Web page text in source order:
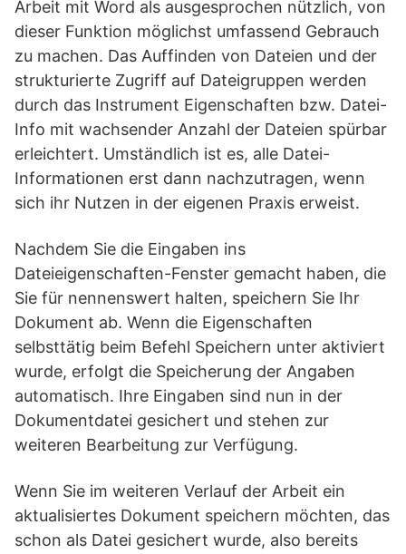
Arbeit mit Word als ausgesprochen nützlich, von
dieser Funktion möglichst umfassend Gebrauch
zu machen. Das Auffinden von Dateien und der
strukturierte Zugriff auf Dateigruppen werden
durch das Instrument Eigenschaften bzw. Datei-
Info mit wachsender Anzahl der Dateien spürbar
erleichtert. Umständlich ist es, alle Datei-
Informationen erst dann nachzutragen, wenn
sich ihr Nutzen in der eigenen Praxis erweist.
Nachdem Sie die Eingaben ins
Dateieigenschaften-Fenster gemacht haben, die
Sie für nennenswert halten, speichern Sie Ihr
Dokument ab. Wenn die Eigenschaften
selbsttätig beim Befehl Speichern unter aktiviert
wurde, erfolgt die Speicherung der Angaben
automatisch. Ihre Eingaben sind nun in der
Dokumentdatei gesichert und stehen zur
weiteren Bearbeitung zur Verfügung.
Wenn Sie im weiteren Verlauf der Arbeit ein
aktualisiertes Dokument speichern möchten, das
schon als Datei gesichert wurde, also bereits